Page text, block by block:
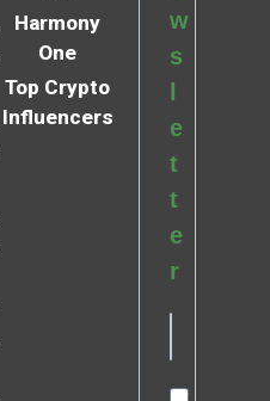
Harmony
One
Top Crypto
Influencers
w
s
e
t
t
e
r